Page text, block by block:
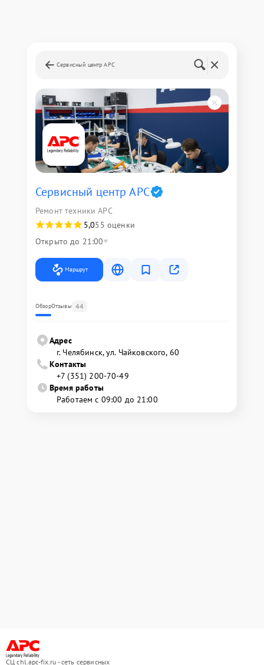
Сервисный центр APC
Сервисный центр APC
Ремонт техники APC
5,055 оценки
Открыто до 21:00
Маршрут
ОбзорОтзывы 44
Адрес
г. Челябинск, ул. Чайковского, 60
Контакты
+7 (351) 200-70-49
Время работы
Работаем с 09:00 до 21:00
СЦ chl.apc-fix.ru - сеть сервисных